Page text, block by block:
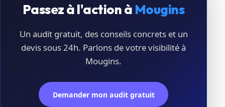
Passez à l'action à Mougins
Un audit gratuit, des conseils concrets et un
devis sous 24h. Parlons de votre visibilité à
Mougins.
Demander mon audit gratuit